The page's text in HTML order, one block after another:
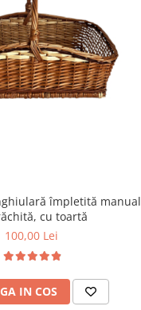
împletită manual
cu toartă
100,00 Lei
IN COS